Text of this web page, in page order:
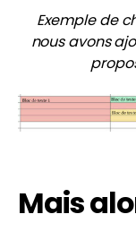
Exemple de
nous avons
Mais